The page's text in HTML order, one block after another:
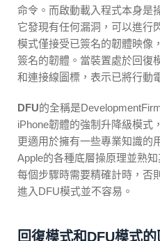
命令。而啟動載入程式本身是
它發現有任何漏洞，可以進行
模式僅接受已簽名的韌體映像
簽名的韌體。當裝置處於回復
和連接線圖標，表示已將行動
DFU的全稱是
iPhone韌體的強制升降級模式
更適用於擁有一些專業知識的
Apple的各種底層操原理並熟
每個步驟時需要精確計時，否
進入DFU模式並不容易。
回復模式和DFU模式的